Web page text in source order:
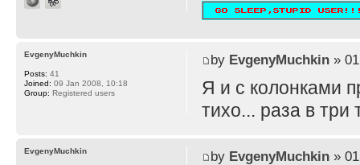
by EvgenyMuchkin» 01
Я и с колонками
тихо... раза в
EvgenyMuchkin
Posts: 41
Joined: 09 Jan 2008, 10:18
Group: Registered users
by EvgenyMuchkin» 01
EvgenyMuchkin